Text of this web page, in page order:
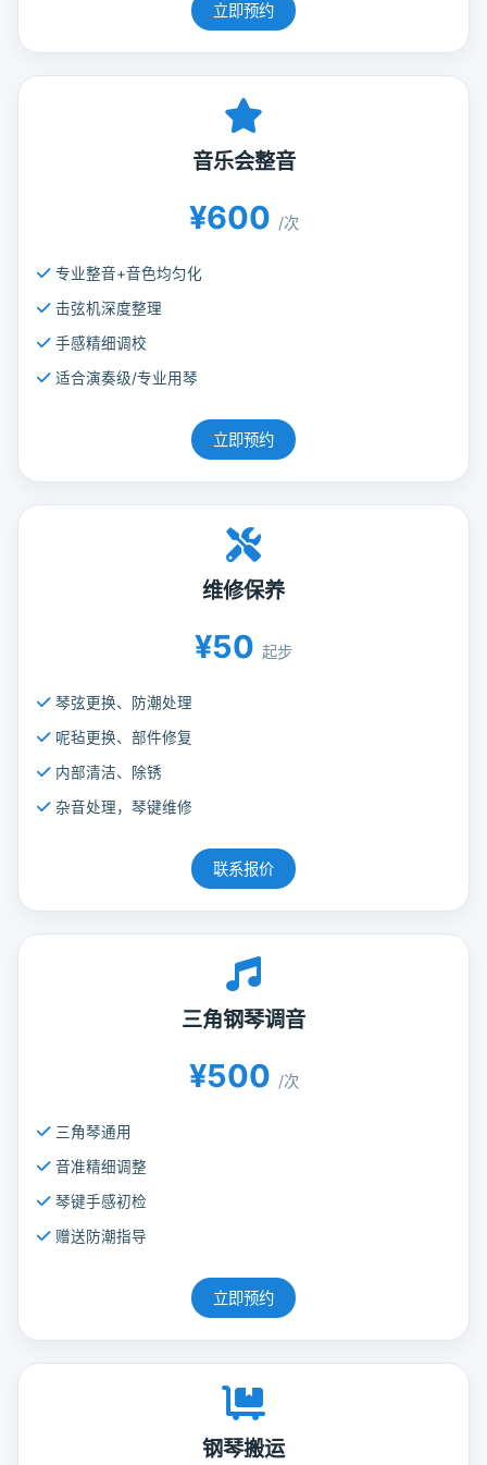
立即预约
音乐会整音
¥600 /次
专业整音+音色均匀化
击弦机深度整理
手感精细调校
适合演奏级/专业用琴
立即预约
维修保养
¥50 起步
琴弦更换、防潮处理
呢毡更换、部件修复
内部清洁、除锈
杂音处理，琴键维修
联系报价
三角钢琴调音
¥500 /次
三角琴通用
音准精细调整
琴键手感初检
赠送防潮指导
立即预约
钢琴搬运